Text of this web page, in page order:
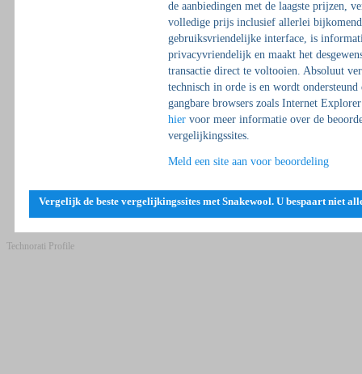
de aanbiedingen met de laagste prijzen,
volledige prijs inclusief allerlei
gebruiksvriendelijke interface, is
privacyvriendelijk en maakt het
transactie direct te voltooien. Absoluut
technisch in orde is en wordt ondersteund
gangbare browsers zoals Internet
hier voor meer informatie over de
vergelijkingssites.
Meld een site aan voor beoordeling
Vergelijk de beste vergelijkingssites met Snakewool. U bespaart niet
Technorati Profile